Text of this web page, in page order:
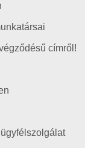
címről!